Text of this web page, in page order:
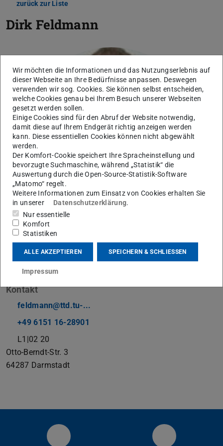
zurück zur Liste
Dirk Feldmann
Werkstattleiter
Kontakt
feldmann@ttd.tu-...
+49 6151 16-28901
L1|02 20
Otto-Berndt-Str. 3
64287 Darmstadt
RSM at LinkedIn YouTube
Wir möchten die Informationen und das Nutzungserlebnis auf
dieser Webseite an Ihre Bedürfnisse anpassen. Deswegen
verwenden wir sog. Cookies. Sie können selbst entscheiden,
welche Cookies genau bei Ihrem Besuch unserer Webseiten
gesetzt werden sollen.
Einige Cookies sind für den Abruf der Website notwendig,
damit diese auf Ihrem Endgerät richtig anzeigen werden
kann. Diese essentiellen Cookies können nicht abgewählt
werden.
Der Komfort-Cookie speichert Ihre Spracheinstellung und
bevorzugte Suchmaschine, während „Statistik“ die
Auswertung durch die Open-Source-Statistik-Software
„Matomo“ regelt.
Weitere Informationen zum Einsatz von Cookies erhalten Sie
in unserer
Datenschutzerklärung.
Nur essentielle
Komfort
Statistiken
ALLE AKZEPTIEREN SPEICHERN & SCHLIESSEN
Impressum